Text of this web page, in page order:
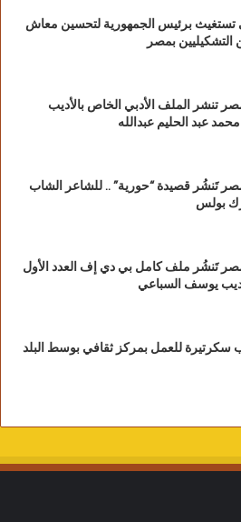
تستغيث برئيس الجمهورية لتحسين معاش
التشكيليين بمصر
مصر تنشر الملف الأدبي الخاص بالأديب
محمد عبد الحليم عبدالله
مصر تَنشُر قصيدة “حورية” .. للشاعر الشاب
بولس
مصر تَنشُر ملف كامل بي دي إف العدد الأول
يوسف السباعي
سكرتيرة للعمل بمركز ثقافي بوسط البلد